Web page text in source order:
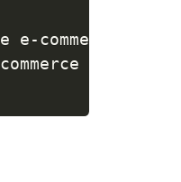
e-commerce
commerce